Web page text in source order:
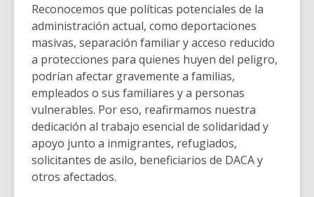
Reconocemos que políticas potenciales de la
administración actual, como deportaciones
masivas, separación familiar y acceso reducido
a protecciones para quienes huyen del peligro,
podrían afectar gravemente a familias,
empleados o sus familiares y a personas
vulnerables. Por eso, reafirmamos nuestra
dedicación al trabajo esencial de solidaridad y
apoyo junto a inmigrantes, refugiados,
solicitantes de asilo, beneficiarios de DACA y
otros afectados.